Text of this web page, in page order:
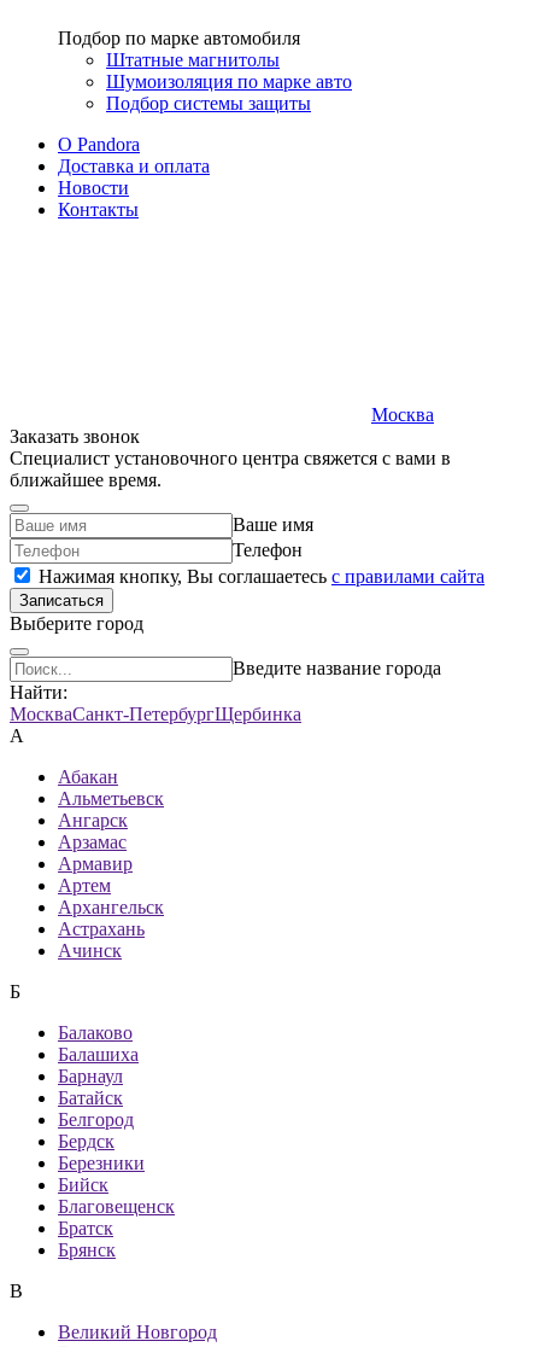
Подбор по марке автомобиля
Штатные магнитолы
Шумоизоляция по марке авто
Подбор системы защиты
O Pandora
Доставка и оплата
Новости
Контакты
Москва
Заказать звонок
Специалист установочного центра свяжется с вами в
ближайшее время.
Ваше имя
Телефон
Нажимая кнопку, Вы соглашаетесь c правилами сайта
Записаться
Выберите город
Введите название города
Найти:
МоскваСанкт-ПетербургЩербинка
А
Абакан
Альметьевск
Ангарск
Арзамас
Армавир
Артем
Архангельск
Астрахань
Ачинск
Б
Балаково
Балашиха
Барнаул
Батайск
Белгород
Бердск
Березники
Бийск
Благовещенск
Братск
Брянск
В
Великий Новгород